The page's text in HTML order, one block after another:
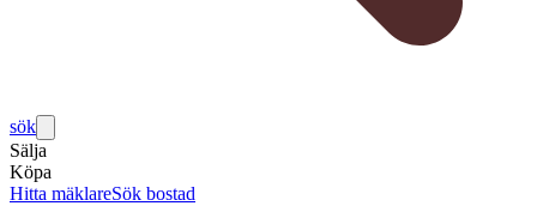
sök
Sälja
Köpa
Hitta mäklareSök bostad